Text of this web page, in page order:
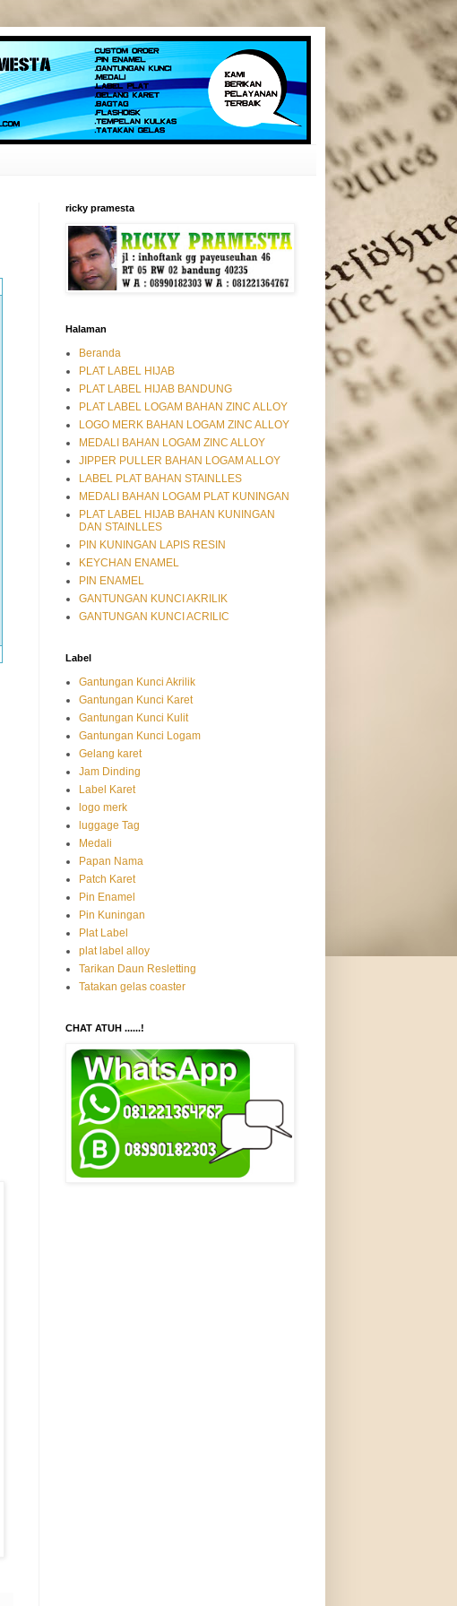
ricky pramesta
Halaman
Beranda
PLAT LABEL HIJAB
PLAT LABEL HIJAB BANDUNG
PLAT LABEL LOGAM BAHAN ZINC ALLOY
LOGO MERK BAHAN LOGAM ZINC ALLOY
MEDALI BAHAN LOGAM ZINC ALLOY
JIPPER PULLER BAHAN LOGAM ALLOY
LABEL PLAT BAHAN STAINLLES
MEDALI BAHAN LOGAM PLAT KUNINGAN
PLAT LABEL HIJAB BAHAN KUNINGAN
DAN STAINLLES
PIN KUNINGAN LAPIS RESIN
KEYCHAN ENAMEL
PIN ENAMEL
GANTUNGAN KUNCI AKRILIK
GANTUNGAN KUNCI ACRILIC
Label
Gantungan Kunci Akrilik
Gantungan Kunci Karet
Gantungan Kunci Kulit
Gantungan Kunci Logam
Gelang karet
Jam Dinding
Label Karet
logo merk
luggage Tag
Medali
Papan Nama
Patch Karet
Pin Enamel
Pin Kuningan
Plat Label
plat label alloy
Tarikan Daun Resletting
Tatakan gelas coaster
CHAT ATUH ......!